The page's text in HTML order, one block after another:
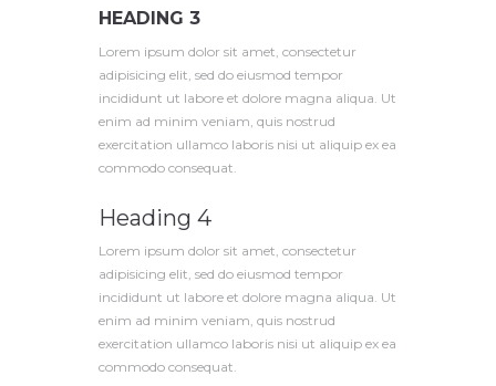
HEADING 3
Lorem ipsum dolor sit amet, consectetur
adipisicing elit, sed do eiusmod tempor
incididunt ut labore et dolore magna aliqua. Ut
enim ad minim veniam, quis nostrud
exercitation ullamco laboris nisi ut aliquip ex ea
commodo consequat.
Heading 4
Lorem ipsum dolor sit amet, consectetur
adipisicing elit, sed do eiusmod tempor
incididunt ut labore et dolore magna aliqua. Ut
enim ad minim veniam, quis nostrud
exercitation ullamco laboris nisi ut aliquip ex ea
commodo consequat.